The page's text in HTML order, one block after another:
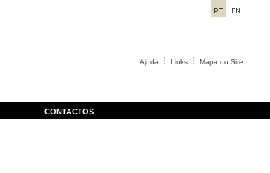
Ajuda Links Mapa do Site
CONTACTOS